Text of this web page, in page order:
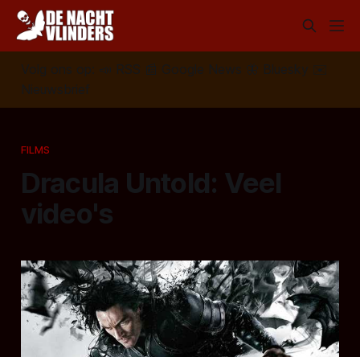
Volg ons op: 📣 RSS 📰 Google News 🦋 Bluesky
✉️
Nieuwsbrief
FILMS
Dracula Untold: Veel
video's